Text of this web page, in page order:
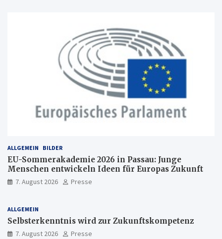
ALLGEMEIN BILDER
EU-Sommerakademie 2026 in Passau: Junge
Menschen entwickeln Ideen für Europas Zukunft
7. August 2026 Presse
ALLGEMEIN
Selbsterkenntnis wird zur Zukunftskompetenz
7. August 2026 Presse